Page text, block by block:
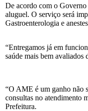
De acordo com o
aluguel. O serviço será
Gastroenterologia e
“Entregamos já em
saúde mais bem
“O AME é um ganho não
consultas no atendimento
Prefeitura.